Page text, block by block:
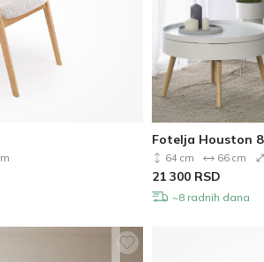
Fotelja Houston
64 cm 66 cm
21 300 RSD
~8 radnih dana